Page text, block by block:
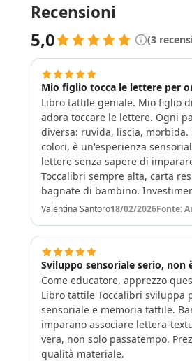
Recensioni
5,0 (3
Mio figlio tocca le lettere per
Libro tattile geniale. Mio figlio
adora toccare le lettere. Ogni
diversa: ruvida, liscia, morbida.
colori, è un'esperienza
lettere senza sapere di
Toccalibri sempre alta, carta
bagnate di bambino.
Valentina Santoro18/02/2026Fonte:
Sviluppo sensoriale serio, non
Come educatore, apprezzo
Libro tattile Toccalibri sviluppa
sensoriale e memoria tattile.
imparano associare lettera-
vera, non solo passatempo.
qualità materiale.